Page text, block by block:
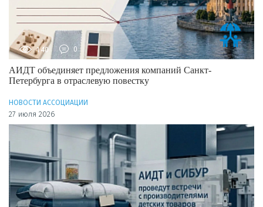
140 0
АИДТ объединяет предложения компаний Санкт-
Петербурга в отраслевую повестку
НОВОСТИ АССОЦИАЦИИ
27 июля 2026